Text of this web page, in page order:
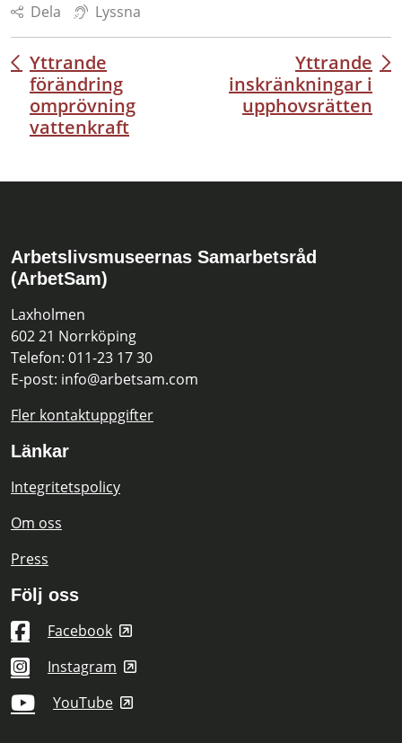
Dela Lyssna
Inläggsnavigering
Yttrande
förändring
omprövning
vattenkraft
Yttrande
inskränkningar i
upphovsrätten
Arbetslivsmuseernas Samarbetsråd
(ArbetSam)
Laxholmen
602 21 Norrköping
Telefon: 011-23 17 30
E-post: info@arbetsam.com
Fler kontaktuppgifter
Länkar
Integritetspolicy
Om oss
Press
Följ oss
Facebook
Instagram
YouTube